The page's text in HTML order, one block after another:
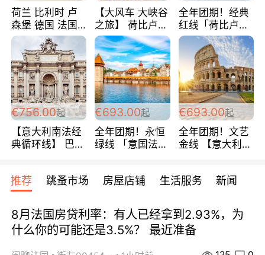
荷兰 比利时 卢
森堡 德国 法国
超爽玩遍西欧 循
环线 全程四星宾
馆 108欧/人/天
【大风车 大峡谷
之旅】 荷比卢德
法 巴黎上下 经
典五国四日游
488欧/人
全年团期！经典
红线「荷比卢德
法」七天循环 五
国 仅售99欧/人/
天！巴黎上下！
包拼房~
€756.00起
【意大利南法经
典循环线】 巴黎
宾馆 108欧/天起
全程756欧/位
€693.00起
全年团期！永恒
绿线 「意国法
欧/天起 ~包拼房
€693.00起
全年团期！文艺
金线 【意大利一
每周铁发！
推荐 跳蚤市场 房屋店铺 生活服务 新闻
8月法国房贷利率：有人已经拿到2.93%，为
什么你的可能还是3.5%？ 最近准备